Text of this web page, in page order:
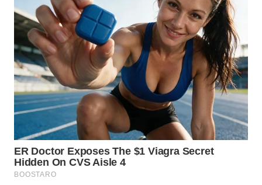
WN
SIMALUNGUN
WN
LABUHANBATU
WN
TAPANULI
WN DELI
SERDANG